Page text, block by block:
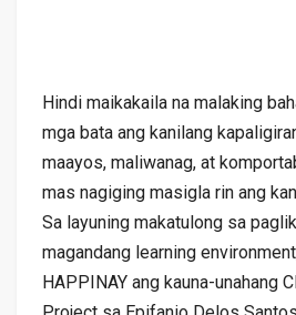
Hindi maikakaila na malaking
mga bata ang kanilang
maayos, maliwanag, at
mas nagiging masigla rin ang
Sa layuning makatulong sa
magandang learning
HAPPINAY ang kauna-unahang